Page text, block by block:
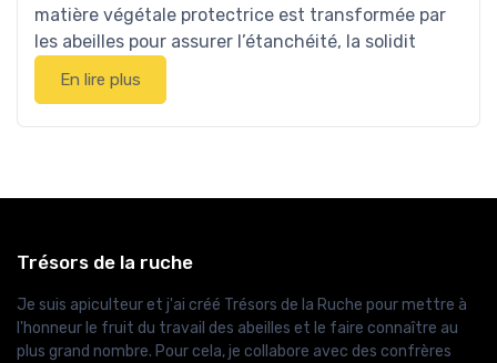
matière végétale protectrice est transformée par
les abeilles pour assurer l’étanchéité, la solidit
En lire plus
Trésors de la ruche
Je suis apiculteur et j'ai créé Trésors de la Ruche pour mettre à
l'honneur le fruit du travail des abeilles et le faire connaître au
plus grand nombre. Pour cela, je collabore avec des confrères